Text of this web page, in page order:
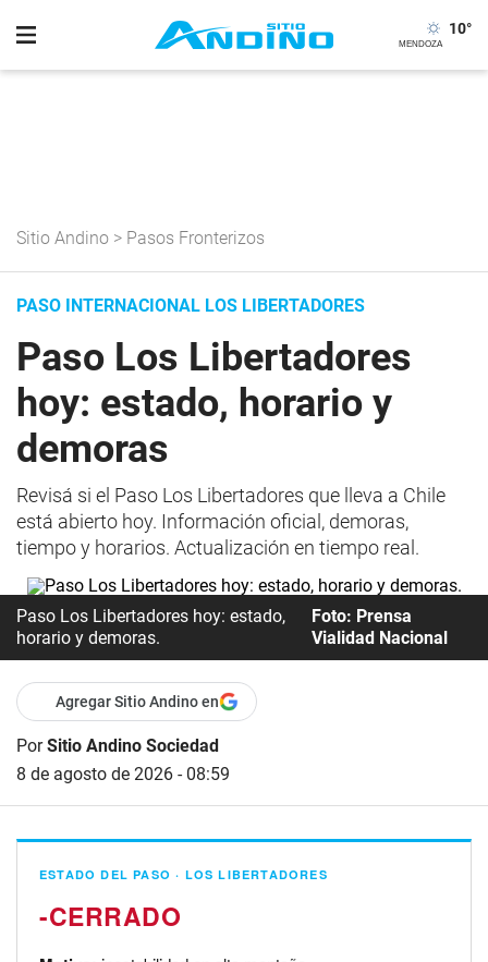
10°
Sitio Andino > Pasos Fronterizos
PASO INTERNACIONAL LOS LIBERTADORES
Paso Los Libertadores
hoy: estado, horario y
demoras
Revisá si el Paso Los Libertadores que lleva a Chile
está abierto hoy. Información oficial, demoras,
tiempo y horarios. Actualización en tiempo real.
Paso Los Libertadores hoy: estado,
horario y demoras.
Foto: Prensa
Vialidad Nacional
Agregar Sitio Andino en
PorSitio Andino Sociedad
8 de agosto de 2026 - 08:59
ESTADO DEL PASO · LOS LIBERTADORES
-